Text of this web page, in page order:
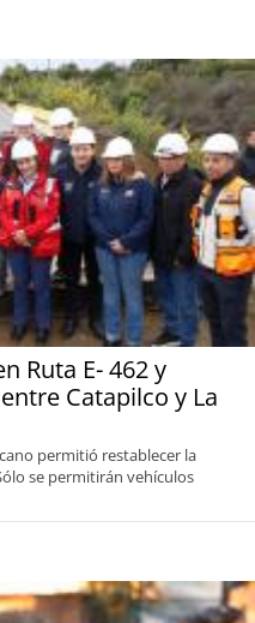
Ruta E- 462 y
Catapilco y La
permitió restablecer la
se permitirán vehículos